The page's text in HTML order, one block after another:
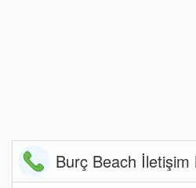
Burç Beach İletişim